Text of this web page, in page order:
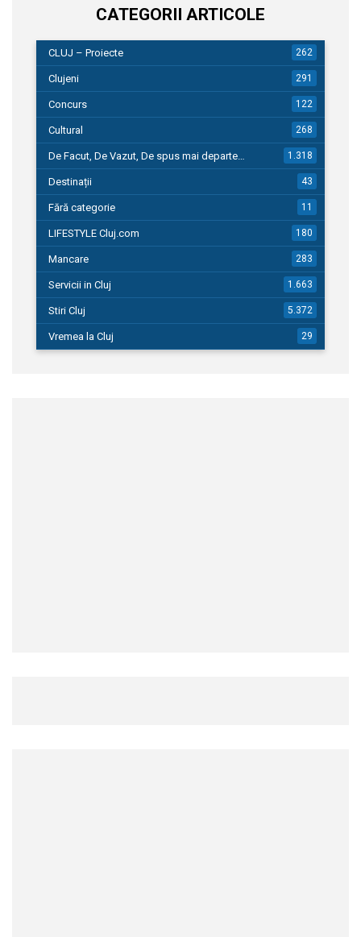
CATEGORII ARTICOLE
CLUJ – Proiecte 262
Clujeni 291
Concurs 122
Cultural 268
De Facut, De Vazut, De spus mai departe… 1.318
Destinații 43
Fără categorie 11
LIFESTYLE Cluj.com 180
Mancare 283
Servicii in Cluj 1.663
Stiri Cluj 5.372
Vremea la Cluj 29